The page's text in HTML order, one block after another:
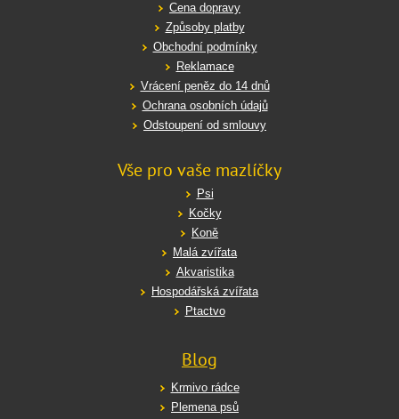
Cena dopravy
Způsoby platby
Obchodní podmínky
Reklamace
Vrácení peněz do 14 dnů
Ochrana osobních údajů
Odstoupení od smlouvy
Vše pro vaše mazlíčky
Psi
Kočky
Koně
Malá zvířata
Akvaristika
Hospodářská zvířata
Ptactvo
Blog
Krmivo rádce
Plemena psů